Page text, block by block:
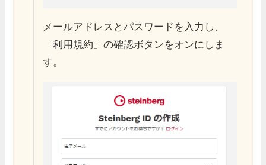
メールアドレスとパスワードを入力し、
「利用規約」の確認ボタンをオンにしま
す。